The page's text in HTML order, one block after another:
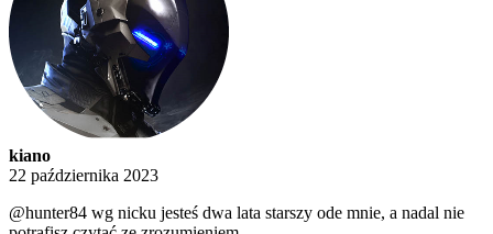
kiano
22 października 2023
@hunter84 wg nicku jesteś dwa lata starszy ode mnie, a nadal nie